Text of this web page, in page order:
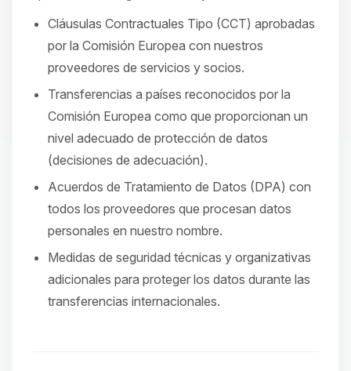
Cláusulas Contractuales Tipo (CCT) aprobadas
por la Comisión Europea con nuestros
proveedores de servicios y socios.
Transferencias a países reconocidos por la
Comisión Europea como que proporcionan un
nivel adecuado de protección de datos
(decisiones de adecuación).
Acuerdos de Tratamiento de Datos (DPA) con
todos los proveedores que procesan datos
personales en nuestro nombre.
Medidas de seguridad técnicas y organizativas
adicionales para proteger los datos durante las
transferencias internacionales.